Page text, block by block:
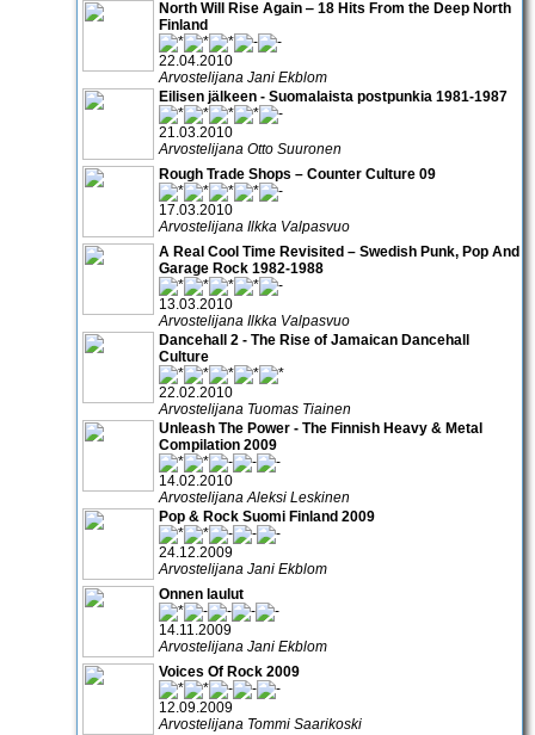
North Will Rise Again ‒ 18 Hits From the Deep North
Finland
22.04.2010
Arvostelijana Jani Ekblom
Eilisen jälkeen - Suomalaista postpunkia 1981-1987
21.03.2010
Arvostelijana Otto Suuronen
Rough Trade Shops – Counter Culture 09
17.03.2010
Arvostelijana Ilkka Valpasvuo
A Real Cool Time Revisited – Swedish Punk, Pop And
Garage Rock 1982-1988
13.03.2010
Arvostelijana Ilkka Valpasvuo
Dancehall 2 - The Rise of Jamaican Dancehall
Culture
22.02.2010
Arvostelijana Tuomas Tiainen
Unleash The Power - The Finnish Heavy & Metal
Compilation 2009
14.02.2010
Arvostelijana Aleksi Leskinen
Pop & Rock Suomi Finland 2009
24.12.2009
Arvostelijana Jani Ekblom
Onnen laulut
14.11.2009
Arvostelijana Jani Ekblom
Voices Of Rock 2009
12.09.2009
Arvostelijana Tommi Saarikoski